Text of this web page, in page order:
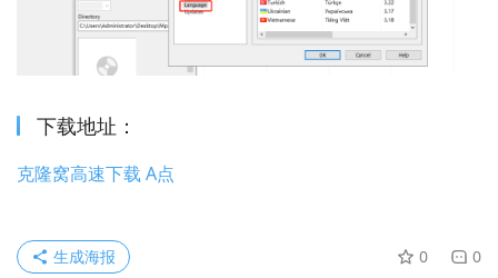
下载地址：
克隆窝高速下载 A点
0 0
生成海报